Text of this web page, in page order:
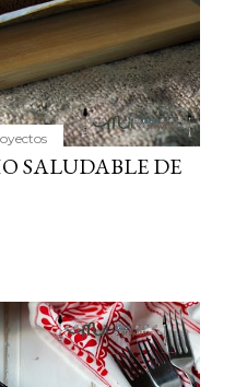
SALUDABLE DE